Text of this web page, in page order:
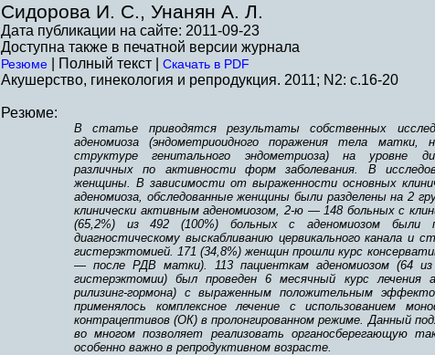
Сидорова И. С., Унанян А. Л.
Дата публикации на сайте: 2011-09-23
Доступна также в печатной версии журнала
Резюме | Полный текст | Скачать в PDF
Акушерство, гинекология и репродукция. 2011; N2: c.16-20
Резюме:
В статье приводятся результаты собственных
аденомиоза (эндометриоидного поражения тела матки,
структуре генитального эндометриоза) на уровне
различных по активности форм заболевания. В
женщины. В зависимости от выраженности основных
аденомиоза, обследованные женщины были разделены на 2
клинически активным аденомиозом, 2-ю — 148 больных с
(65,2%) из 492 (100%) больных с аденомиозом были
диагностическому выскабливанию цервикального канала и
гистерэктомией. 171 (34,8%) женщин прошли курс
— после РДВ матки). 113 пациенткам аденомиозом (64
гистерэктомии) был проведен 6 месячный курс лечения
рилизинг-гормона) с выраженным положительным
применялось комплексное лечение с использованием
контрацептивов (ОК) в пролонгированном режиме. Данный
во многом позволяет реализовать органосберегающую
особенно важно в репродуктивном возрасте.